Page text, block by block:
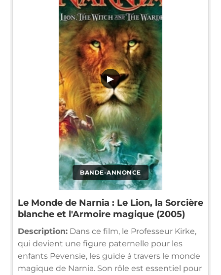
BANDE-ANNONCE
▶
Le Monde de Narnia : Le Lion, la Sorcière
blanche et l'Armoire magique (2005)
Description: Dans ce film, le Professeur Kirke,
qui devient une figure paternelle pour les
enfants Pevensie, les guide à travers le monde
magique de Narnia. Son rôle est essentiel pour